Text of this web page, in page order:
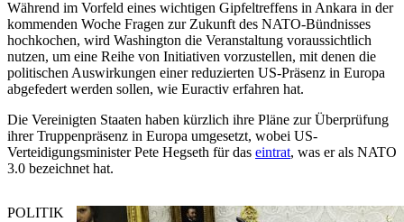
Während im Vorfeld eines wichtigen Gipfeltreffens in Ankara in der
kommenden Woche Fragen zur Zukunft des NATO-Bündnisses
hochkochen, wird Washington die Veranstaltung voraussichtlich
nutzen, um eine Reihe von Initiativen vorzustellen, mit denen die
politischen Auswirkungen einer reduzierten US-Präsenz in Europa
abgefedert werden sollen, wie Euractiv erfahren hat.
Die Vereinigten Staaten haben kürzlich ihre Pläne zur Überprüfung
ihrer Truppenpräsenz in Europa umgesetzt, wobei US-
Verteidigungsminister Pete Hegseth für das eintrat, was er als NATO
3.0 bezeichnet hat.
POLITIK